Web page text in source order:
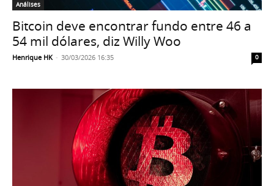
Análises
Bitcoin deve encontrar fundo entre 46 a
54 mil dólares, diz Willy Woo
Henrique HK - 30/03/2026 16:35 0